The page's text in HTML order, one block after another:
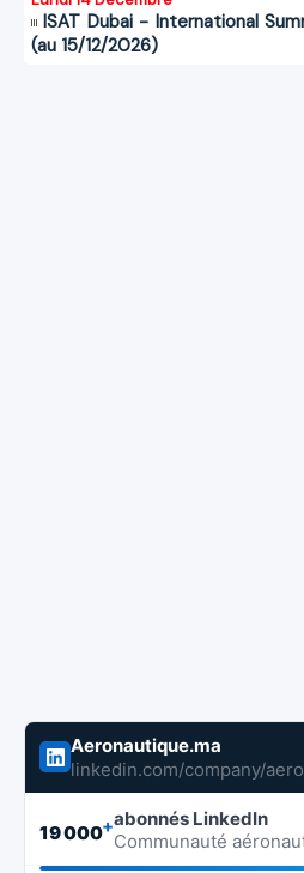
ISAT Dubai - International
(au 15/12/2026)
Aeronautique.ma
linkedin.com/company/
19 000+abonnés LinkedIn
Communauté